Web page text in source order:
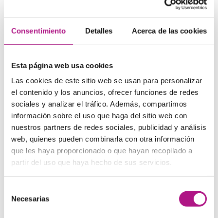
Consentimiento Detalles Acerca de las cookies
Esta página web usa cookies
Las cookies de este sitio web se usan para personalizar
el contenido y los anuncios, ofrecer funciones de redes
sociales y analizar el tráfico. Además, compartimos
información sobre el uso que haga del sitio web con
nuestros partners de redes sociales, publicidad y análisis
web, quienes pueden combinarla con otra información
que les haya proporcionado o que hayan recopilado a
partir del uso que haya hecho de sus servicios.
Necesarias
… (El propósito de este
una idea clara de por qué estás escribiendo el informe.
información
According to the data
… (Según los datos…)
The findings indicate that… (Los hallazgos indican que…)
The research suggests … (La investigación sugiere…)
Estas expresiones son muy útiles para hablar de hechos o
cifras de manera profesional y objetiva.
3. Frases para hacer